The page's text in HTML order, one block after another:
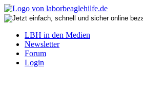
LBH in den Medien
Newsletter
Forum
Login